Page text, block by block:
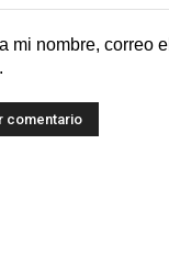
mi nombre, correo